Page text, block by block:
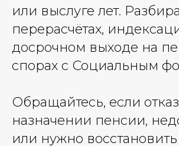
или выслуге лет.
перерасчётах,
досрочном выходе на
спорах с Социальным
Обращайтесь, если
назначении пенсии,
или нужно